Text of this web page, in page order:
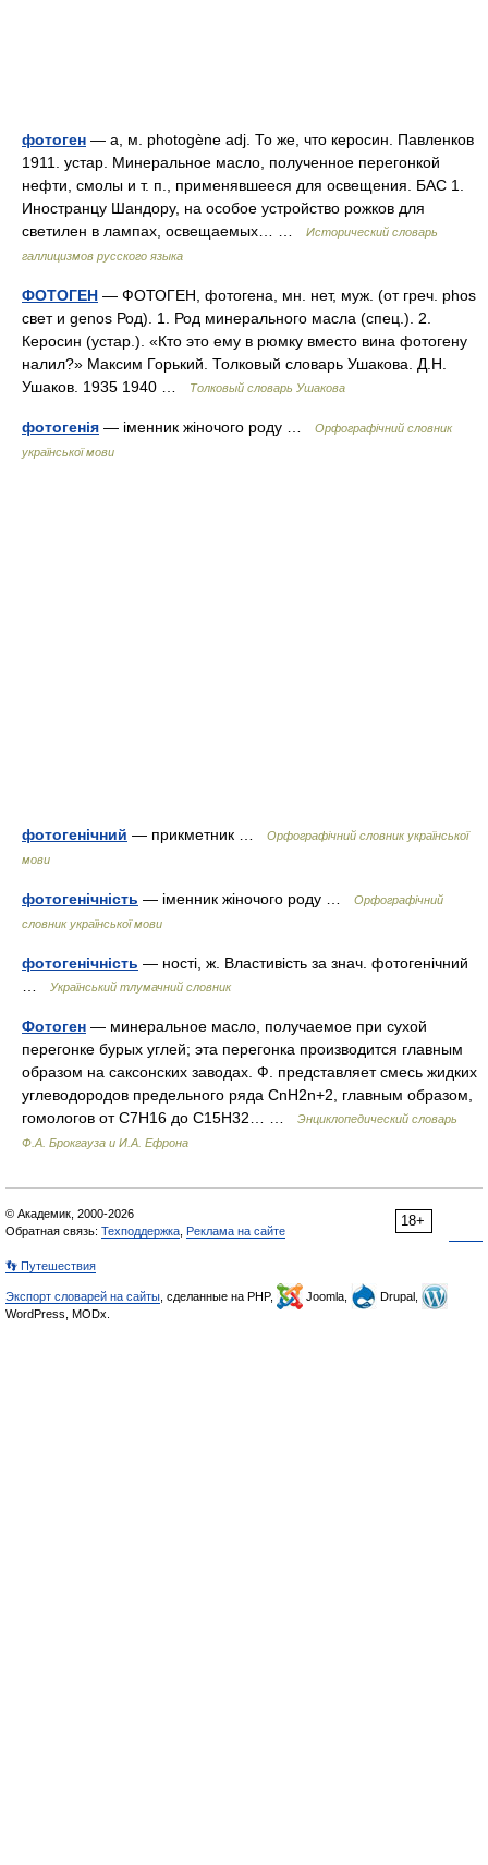
фотоген — а, м. photogène adj. То же, что керосин. Павленков
1911. устар. Минеральное масло, полученное перегонкой
нефти, смолы и т. п., применявшееся для освещения. БАС 1.
Иностранцу Шандору, на особое устройство рожков для
светилен в лампах, освещаемых… …
Исторический словарь
галлицизмов русского языка
ФОТОГЕН — ФОТОГЕН, фотогена, мн. нет, муж. (от греч. phos
свет и genos Род). 1. Род минерального масла (спец.). 2.
Керосин (устар.). «Кто это ему в рюмку вместо вина фотогену
налил?» Максим Горький. Толковый словарь Ушакова. Д.Н.
Ушаков. 1935 1940 …
Толковый словарь Ушакова
фотогенія — іменник жіночого роду …
Орфографічний словник
української мови
фотогенічний — прикметник …
Орфографічний словник української
мови
фотогенічність — іменник жіночого роду …
Орфографічний
словник української мови
фотогенічність — ності, ж. Властивість за знач. фотогенічний
Український тлумачний словник
Фотоген — минеральное масло, получаемое при сухой
перегонке бурых углей; эта перегонка производится главным
образом на саксонских заводах. Ф. представляет смесь жидких
углеводородов предельного ряда СnН2n+2, главным образом,
гомологов от С7Н16 до С15Н32… …
Энциклопедический словарь
Ф.А. Брокгауза и И.А. Ефрона
18+
© Академик, 2000-2026
Обратная связь: Техподдержка Реклама на сайте
👣 Путешествия
Экспорт словарей на сайты , сделанные на PHP, Joomla,
Drupal,
WordPress, MODx.